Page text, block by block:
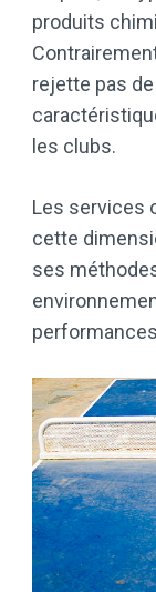
produits
rejette pas
les clubs.
Les services
cette
ses